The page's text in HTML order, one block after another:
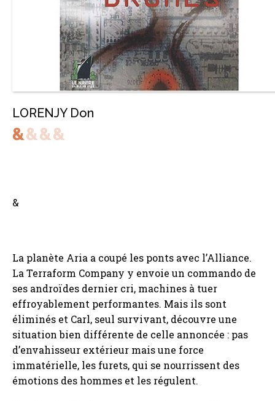
LORENJY Don
&
La planète Aria a coupé les ponts avec l’Alliance.
La Terraform Company y envoie un commando de
ses androïdes dernier cri, machines à tuer
effroyablement performantes. Mais ils sont
éliminés et Carl, seul survivant, découvre une
situation bien différente de celle annoncée : pas
d’envahisseur extérieur mais une force
immatérielle, les furets, qui se nourrissent des
émotions des hommes et les régulent.